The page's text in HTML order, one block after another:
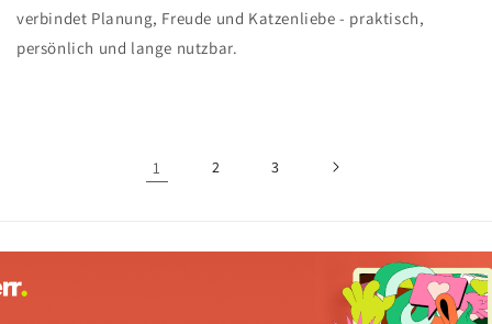
verbindet Planung, Freude und Katzenliebe - praktisch,
persönlich und lange nutzbar.
1 2 3